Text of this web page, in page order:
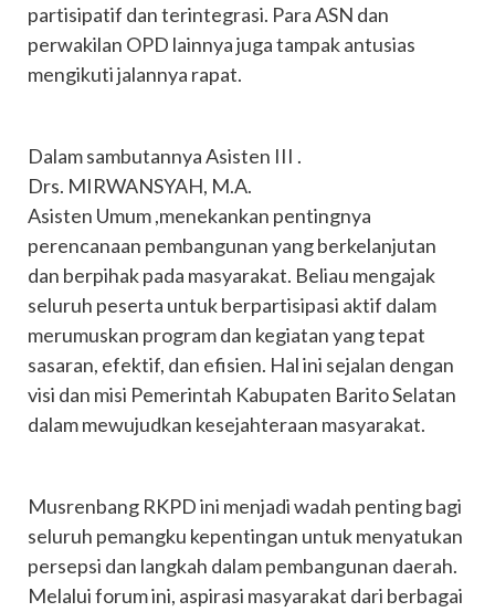
partisipatif dan terintegrasi. Para ASN dan
perwakilan OPD lainnya juga tampak antusias
mengikuti jalannya rapat.
Dalam sambutannya Asisten III .
Drs. MIRWANSYAH, M.A.
Asisten Umum ,menekankan pentingnya
perencanaan pembangunan yang berkelanjutan
dan berpihak pada masyarakat. Beliau mengajak
seluruh peserta untuk berpartisipasi aktif dalam
merumuskan program dan kegiatan yang tepat
sasaran, efektif, dan efisien. Hal ini sejalan dengan
visi dan misi Pemerintah Kabupaten Barito Selatan
dalam mewujudkan kesejahteraan masyarakat.
Musrenbang RKPD ini menjadi wadah penting bagi
seluruh pemangku kepentingan untuk menyatukan
persepsi dan langkah dalam pembangunan daerah.
Melalui forum ini, aspirasi masyarakat dari berbagai